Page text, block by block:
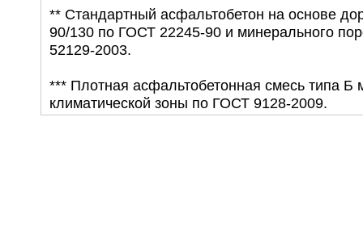
** Стандартный асфальтобетон на основе
90/130 по ГОСТ 22245-90 и минерального
52129-2003.
*** Плотная асфальтобетонная смесь типа Б
климатической зоны по ГОСТ 9128-2009.